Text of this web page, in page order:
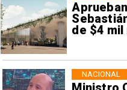
de $4
NACIONAL